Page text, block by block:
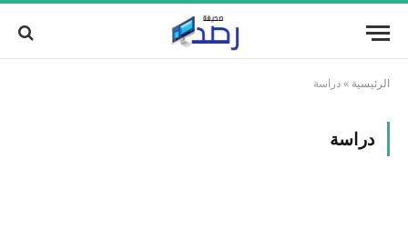
الرئيسية »دراسة
دراسة